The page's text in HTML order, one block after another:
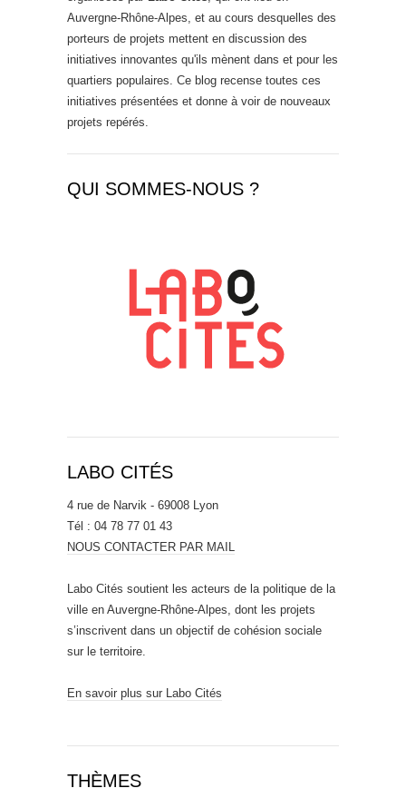
Auvergne-Rhône-Alpes, et au cours desquelles des
porteurs de projets mettent en discussion des
initiatives innovantes qu'ils mènent dans et pour les
quartiers populaires. Ce blog recense toutes ces
initiatives présentées et donne à voir de nouveaux
projets repérés.
QUI SOMMES-NOUS ?
LABO CITÉS
4 rue de Narvik - 69008 Lyon
Tél : 04 78 77 01 43
NOUS CONTACTER PAR MAIL
Labo Cités soutient les acteurs de la politique de la
ville en Auvergne-Rhône-Alpes, dont les projets
s’inscrivent dans un objectif de cohésion sociale
sur le territoire.
En savoir plus sur Labo Cités
THÈMES